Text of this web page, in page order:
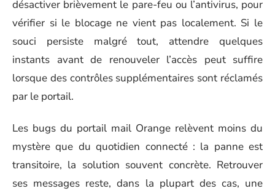
désactiver brièvement le pare-feu ou l’antivirus, pour
vérifier si le blocage ne vient pas localement. Si le
souci persiste malgré tout, attendre quelques
instants avant de renouveler l’accès peut suffire
lorsque des contrôles supplémentaires sont réclamés
par le portail.
Les bugs du portail mail Orange relèvent moins du
mystère que du quotidien connecté : la panne est
transitoire, la solution souvent concrète. Retrouver
ses messages reste, dans la plupart des cas, une